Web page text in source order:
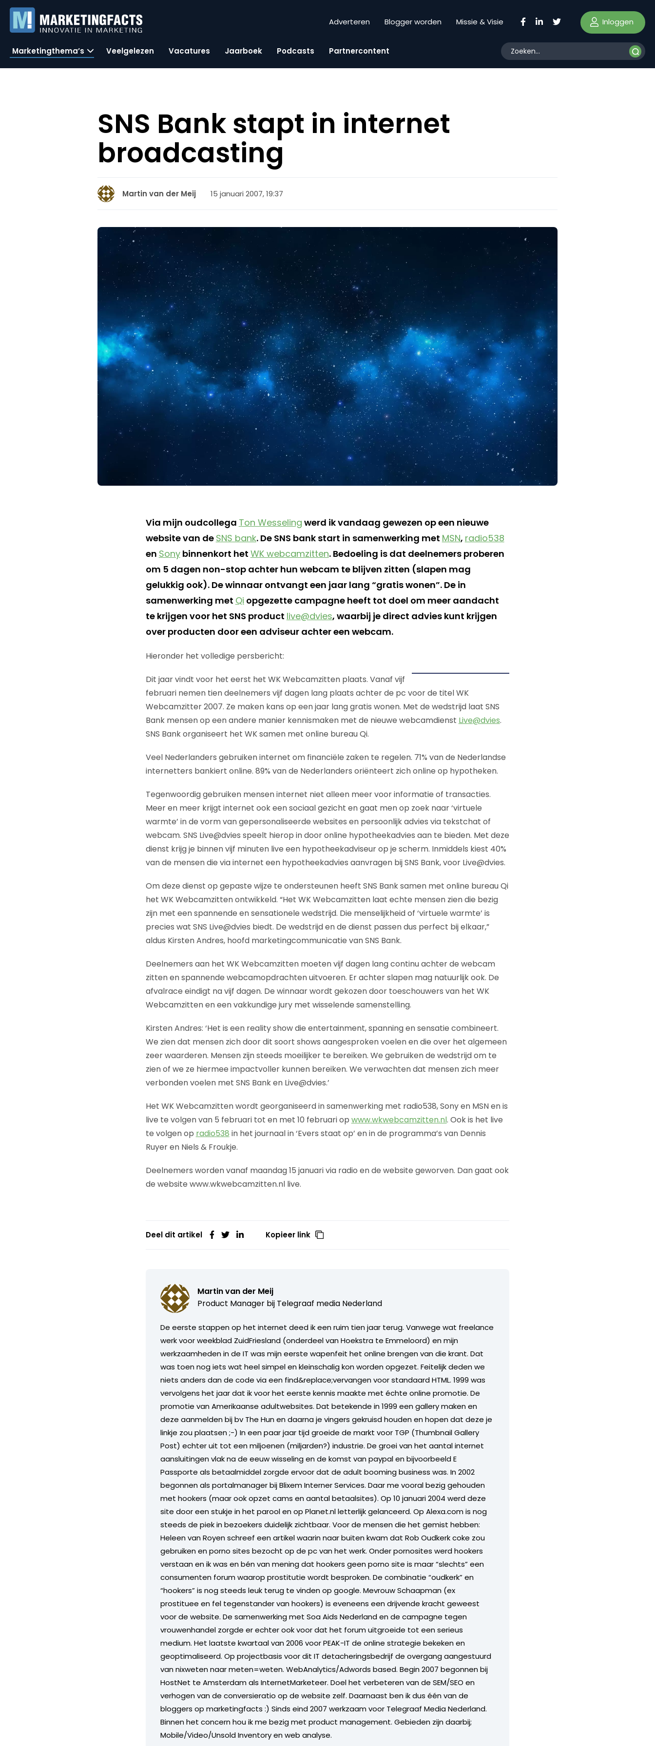
Adverteren Blogger worden Missie & Visie Inloggen
Marketingthema’s Veelgelezen Vacatures Jaarboek Podcasts Partnercontent
SNS Bank stapt in internet
broadcasting
Martin van der Meij 15 januari 2007, 19:37
Via mijn oudcollega Ton Wesseling werd ik vandaag gewezen op een nieuwe
website van de SNS bank. De SNS bank start in samenwerking met MSN, radio538
en Sonybinnenkort het WK webcamzitten. Bedoeling is dat deelnemers proberen
om 5 dagen non-stop achter hun webcam te blijven zitten (slapen mag
gelukkig ook). De winnaar ontvangt een jaar lang “gratis wonen”. De in
samenwerking met Qi opgezette campagne heeft tot doel om meer aandacht
te krijgen voor het SNS product live@dvies, waarbij je direct advies kunt krijgen
over producten door een adviseur achter een webcam.
Hieronder het volledige persbericht:
Dit jaar vindt voor het eerst het WK Webcamzitten plaats. Vanaf vijf
februari nemen tien deelnemers vijf dagen lang plaats achter de pc voor de titel WK
Webcamzitter 2007. Ze maken kans op een jaar lang gratis wonen. Met de wedstrijd laat SNS
Bank mensen op een andere manier kennismaken met de nieuwe webcamdienst Live@dvies.
SNS Bank organiseert het WK samen met online bureau Qi.
Veel Nederlanders gebruiken internet om financiële zaken te regelen. 71% van de Nederlandse
internetters bankiert online. 89% van de Nederlanders oriënteert zich online op hypotheken.
Tegenwoordig gebruiken mensen internet niet alleen meer voor informatie of transacties.
Meer en meer krijgt internet ook een sociaal gezicht en gaat men op zoek naar ‘virtuele
warmte’ in de vorm van gepersonaliseerde websites en persoonlijk advies via tekstchat of
webcam. SNS Live@dvies speelt hierop in door online hypotheekadvies aan te bieden. Met deze
dienst krijg je binnen vijf minuten live een hypotheekadviseur op je scherm. Inmiddels kiest 40%
van de mensen die via internet een hypotheekadvies aanvragen bij SNS Bank, voor Live@dvies.
Om deze dienst op gepaste wijze te ondersteunen heeft SNS Bank samen met online bureau Qi
het WK Webcamzitten ontwikkeld. “Het WK Webcamzitten laat echte mensen zien die bezig
zijn met een spannende en sensationele wedstrijd. Die menselijkheid of ‘virtuele warmte’ is
precies wat SNS Live@dvies biedt. De wedstrijd en de dienst passen dus perfect bij elkaar,”
aldus Kirsten Andres, hoofd marketingcommunicatie van SNS Bank.
Deelnemers aan het WK Webcamzitten moeten vijf dagen lang continu achter de webcam
zitten en spannende webcamopdrachten uitvoeren. Er achter slapen mag natuurlijk ook. De
afvalrace eindigt na vijf dagen. De winnaar wordt gekozen door toeschouwers van het WK
Webcamzitten en een vakkundige jury met wisselende samenstelling.
Kirsten Andres: ‘Het is een reality show die entertainment, spanning en sensatie combineert.
We zien dat mensen zich door dit soort shows aangesproken voelen en die over het algemeen
zeer waarderen. Mensen zijn steeds moeilijker te bereiken. We gebruiken de wedstrijd om te
zien of we ze hiermee impactvoller kunnen bereiken. We verwachten dat mensen zich meer
verbonden voelen met SNS Bank en Live@dvies.’
Het WK Webcamzitten wordt georganiseerd in samenwerking met radio538, Sony en MSN en is
live te volgen van 5 februari tot en met 10 februari op www.wkwebcamzitten.nl. Ook is het live
te volgen op radio538 in het journaal in ‘Evers staat op’ en in de programma’s van Dennis
Ruyer en Niels & Froukje.
Deelnemers worden vanaf maandag 15 januari via radio en de website geworven. Dan gaat ook
de website www.wkwebcamzitten.nl live.
Deel dit artikel Kopieer link
Martin van der Meij
Product Manager bij Telegraaf media Nederland
De eerste stappen op het internet deed ik een ruim tien jaar terug. Vanwege wat freelance
werk voor weekblad ZuidFriesland (onderdeel van Hoekstra te Emmeloord) en mijn
werkzaamheden in de IT was mijn eerste wapenfeit het online brengen van die krant. Dat
was toen nog iets wat heel simpel en kleinschalig kon worden opgezet. Feitelijk deden we
niets anders dan de code via een find&replace;vervangen voor standaard HTML. 1999 was
vervolgens het jaar dat ik voor het eerste kennis maakte met échte online promotie. De
promotie van Amerikaanse adultwebsites. Dat betekende in 1999 een gallery maken en
deze aanmelden bij bv The Hun en daarna je vingers gekruisd houden en hopen dat deze je
linkje zou plaatsen ;-) In een paar jaar tijd groeide de markt voor TGP (Thumbnail Gallery
Post) echter uit tot een miljoenen (miljarden?) industrie. De groei van het aantal internet
aansluitingen vlak na de eeuw wisseling en de komst van paypal en bijvoorbeeld E
Passporte als betaalmiddel zorgde ervoor dat de adult booming business was. In 2002
begonnen als portalmanager bij Blixem Interner Services. Daar me vooral bezig gehouden
met hookers (maar ook opzet cams en aantal betaalsites). Op 10 januari 2004 werd deze
site door een stukje in het parool en op Planet.nl letterlijk gelanceerd. Op Alexa.com is nog
steeds de piek in bezoekers duidelijk zichtbaar. Voor de mensen die het gemist hebben:
Heleen van Royen schreef een artikel waarin naar buiten kwam dat Rob Oudkerk coke zou
gebruiken en porno sites bezocht op de pc van het werk. Onder pornosites werd hookers
verstaan en ik was en bén van mening dat hookers geen porno site is maar “slechts” een
consumenten forum waarop prostitutie wordt besproken. De combinatie “oudkerk” en
“hookers” is nog steeds leuk terug te vinden op google. Mevrouw Schaapman (ex
prostituee en fel tegenstander van hookers) is eveneens een drijvende kracht geweest
voor de website. De samenwerking met Soa Aids Nederland en de campagne tegen
vrouwenhandel zorgde er echter ook voor dat het forum uitgroeide tot een serieus
medium. Het laatste kwartaal van 2006 voor PEAK-IT de online strategie bekeken en
geoptimaliseerd. Op projectbasis voor dit IT detacheringsbedrijf de overgang aangestuurd
van nixweten naar meten=weten. WebAnalytics/Adwords based. Begin 2007 begonnen bij
HostNet te Amsterdam als InternetMarketeer. Doel het verbeteren van de SEM/SEO en
verhogen van de conversieratio op de website zelf. Daarnaast ben ik dus één van de
bloggers op marketingfacts :) Sinds eind 2007 werkzaam voor Telegraaf Media Nederland.
Binnen het concern hou ik me bezig met product management. Gebieden zijn daarbij;
Mobile/Video/Unsold Inventory en web analyse.